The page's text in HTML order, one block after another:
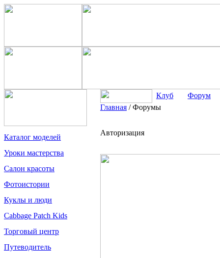
Каталог моделей
Уроки мастерства
Салон красоты
Фотоистории
Куклы и люди
Cabbage Patch Kids
Торговый центр
Путеводитель
Клуб
Форум
Главная /Форумы
Авторизация